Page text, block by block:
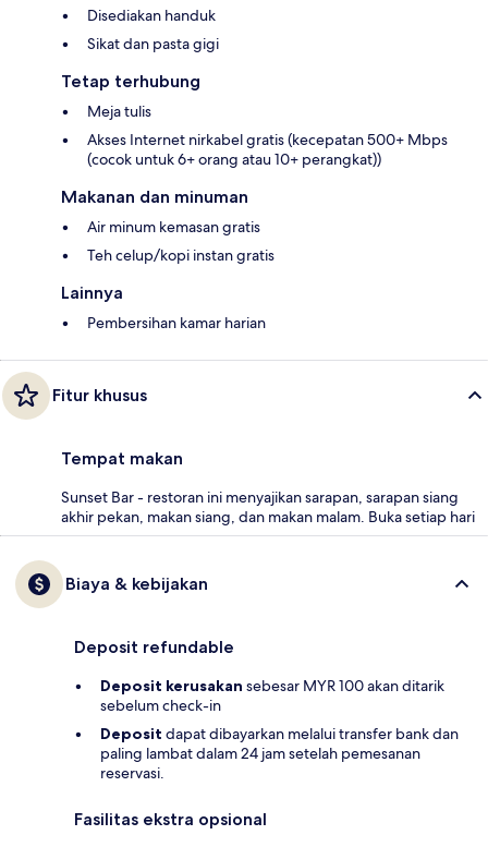
Disediakan handuk
Sikat dan pasta gigi
Tetap terhubung
Meja tulis
Akses Internet nirkabel gratis (kecepatan 500+ Mbps
(cocok untuk 6+ orang atau 10+ perangkat))
Makanan dan minuman
Air minum kemasan gratis
Teh celup/kopi instan gratis
Lainnya
Pembersihan kamar harian
Fitur khusus
Tempat makan
Sunset Bar - restoran ini menyajikan sarapan, sarapan siang
akhir pekan, makan siang, dan makan malam. Buka setiap hari
Biaya & kebijakan
Deposit refundable
Deposit kerusakan sebesar MYR 100 akan ditarik
sebelum check-in
Deposit dapat dibayarkan melalui transfer bank dan
paling lambat dalam 24 jam setelah pemesanan
reservasi.
Fasilitas ekstra opsional